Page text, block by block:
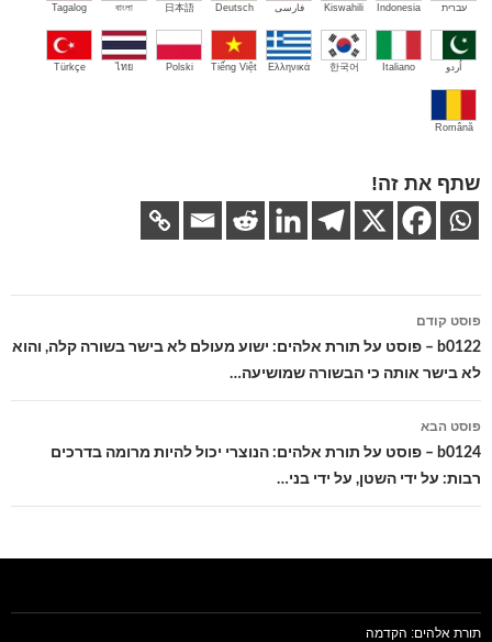
עברית Indonesia
Kiswahili فارسی Deutsch
日本語
বাংলা
Tagalog
اُردو Italiano
한국어
Ελληνικά
Tiếng Việt
Polski
ไทย
Türkçe
Română
שתף את זה!
ניווט
בפוסטים
פוסט קודם
b0122 – פוסט על תורת אלהים: ישוע מעולם לא בישר בשורה קלה, והוא
לא בישר אותה כי הבשורה שמושיעה…
פוסט הבא
b0124 – פוסט על תורת אלהים: הנוצרי יכול להיות מרומה בדרכים
רבות: על ידי השטן, על ידי בני…
תורת אלהים: הקדמה